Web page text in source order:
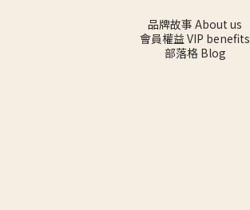
品牌故事 About us
會員權益 VIP benefits
部落格 Blog